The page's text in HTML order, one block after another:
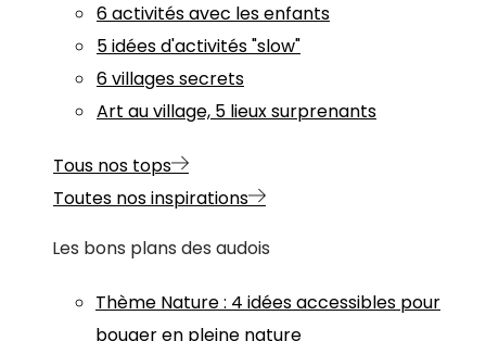
6 activités avec les enfants
5 idées d'activités "slow"
6 villages secrets
Art au village, 5 lieux surprenants
Tous nos tops
Toutes nos inspirations
Les bons plans des audois
Thème Nature: 4 idées accessibles pour
bouger en pleine nature